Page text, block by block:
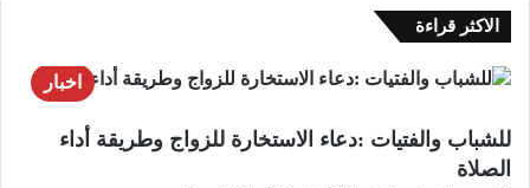
الاكثر قراءة
اخبار
للشباب والفتيات :دعاء الاستخارة للزواج وطريقة أداء
الصلاة